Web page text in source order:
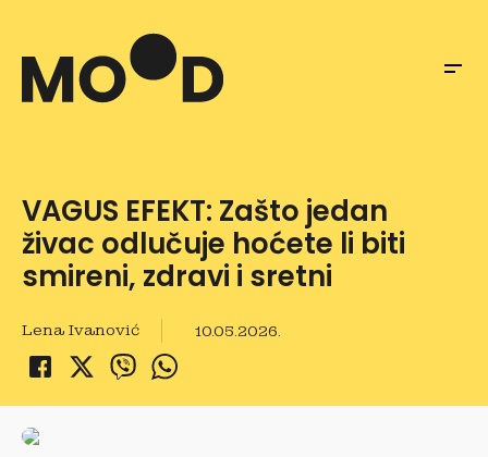
VAGUS EFEKT: Zašto jedan
živac odlučuje hoćete li biti
smireni, zdravi i sretni
Lena Ivanović 10.05.2026.